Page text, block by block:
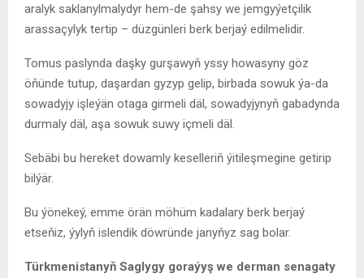
aralyk saklanylmalydyr hem-de şahsy we jemgyýetçilik
arassaçylyk tertip – düzgünleri berk berjaý edilmelidir.
Tomus paslynda daşky gurşawyň yssy howasyny göz
öňünde tutup, daşardan gyzyp gelip, birbada sowuk ýa-da
sowadyjy işleýän otaga girmeli däl, sowadyjynyň gabadynda
durmaly däl, aşa sowuk suwy içmeli däl.
Sebäbi bu hereket dowamly keselleriň ýitileşmegine getirip
bilýär.
Bu ýönekeý, emme örän möhüm kadalary berk berjaý
etseňiz, ýylyň islendik döwründe janyňyz sag bolar.
Türkmenistanyň Saglygy goraýyş we derman senagaty